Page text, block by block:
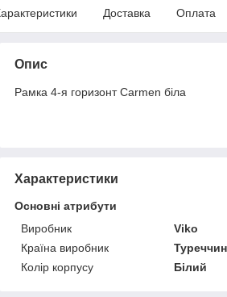
Доставка Оплата
Опис
Рамка 4-я горизонт Carmen біла
Характеристики
Основні атрибути
Виробник
Viko
Країна виробник
Колір корпусу
Білий